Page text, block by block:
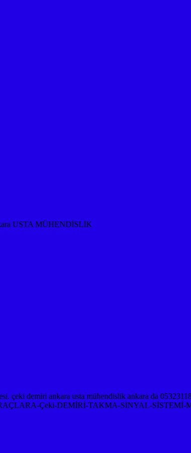
USTA MÜHENDİSLİK
Çeki-DEMİRİ-TAKMA-SİNYAL-SİSTEMİ-